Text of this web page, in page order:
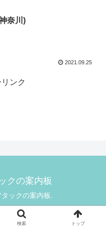
奈川)
2021.09.25
ンク
クの案内板
ックの案内板.
検索 トップ